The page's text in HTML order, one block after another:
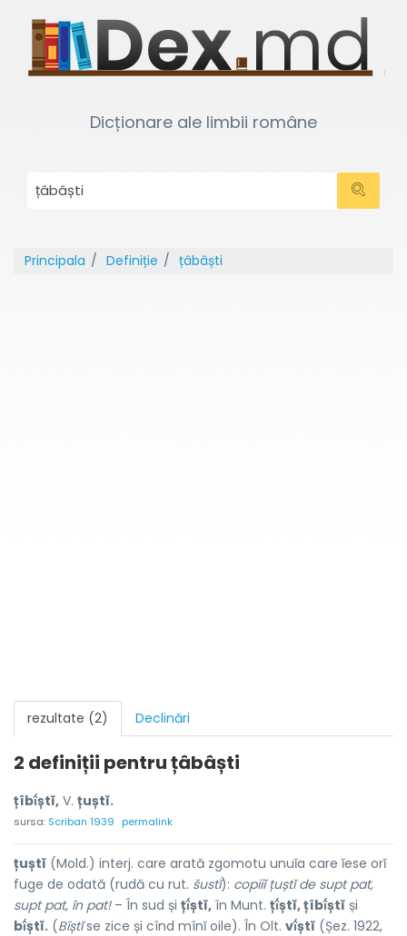
Dicționare ale limbii române
Principala Definiție țâbâști
rezultate (2) Declinări
2 definiții pentruțâbâști
țîbî́ștĭ, V. țuștĭ.
sursa: Scriban 1939 permalink
țuștĭ (Mold.) interj. care arată zgomotu unuĭa care ĭese orĭ
fuge de odată (rudă cu rut. šustĭ): copiiĭ țuștĭ de supt pat,
supt pat, în pat!– În sud și țî́ștĭ, în Munt. țî́ștĭ, țîbî́ștĭ și
bî́ștĭ. (Bîștĭse zice și cînd mînĭ oile). În Olt. vî́ștĭ (Șez. 1922,